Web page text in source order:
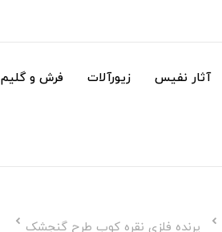
آثار نفیس زیورآلات فرش و گلیم
پرنده فلزی نقره کوب طرح گنجشک